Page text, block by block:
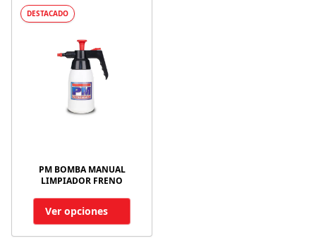
DESTACADO
PM BOMBA MANUAL
LIMPIADOR FRENO
Ver opciones